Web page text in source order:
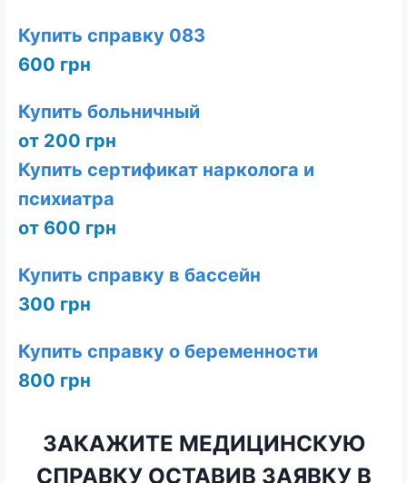
Купить справку 083
600 грн
Купить больничный
от 200 грн
Купить сертификат нарколога и
психиатра
от 600 грн
Купить справку в бассейн
300 грн
Купить справку о беременности
800 грн
ЗАКАЖИТЕ МЕДИЦИНСКУЮ
СПРАВКУ ОСТАВИВ ЗАЯВКУ В